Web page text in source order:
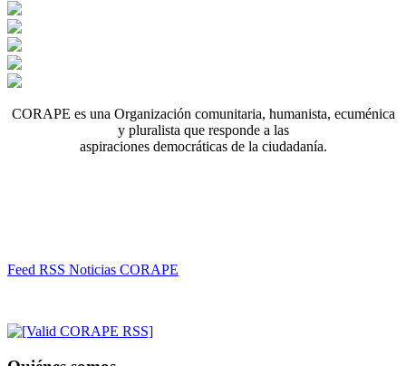
CORAPE es una Organización comunitaria, humanista, ecuménica
y pluralista que responde a las
aspiraciones democráticas de la ciudadanía.
Feed RSS Noticias CORAPE